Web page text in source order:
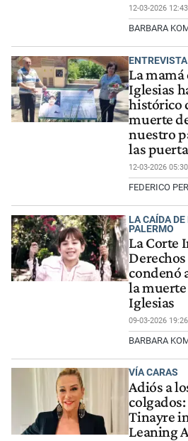
12-03-2026 12:43
BARBARA
ENTREVISTA
La mamá
Iglesias
histórico
muerte
nuestro
las
12-03-2026 05:30
FEDERICO
LA CAÍDA
PALERMO
La Corte
condenó
la
Iglesias
09-03-2026 19:26
BARBARA
VÍA CARAS
Adiós a
colgados:
Tinayre
Leaning